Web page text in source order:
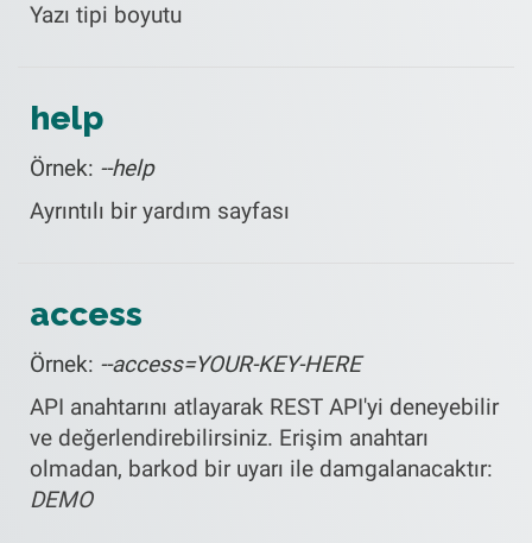
Yazı tipi boyutu
help
Örnek: --help
Ayrıntılı bir yardım sayfası
access
Örnek: --access=YOUR-KEY-HERE
API anahtarını atlayarak REST API'yi deneyebilir
ve değerlendirebilirsiniz. Erişim anahtarı
olmadan, barkod bir uyarı ile damgalanacaktır:
DEMO